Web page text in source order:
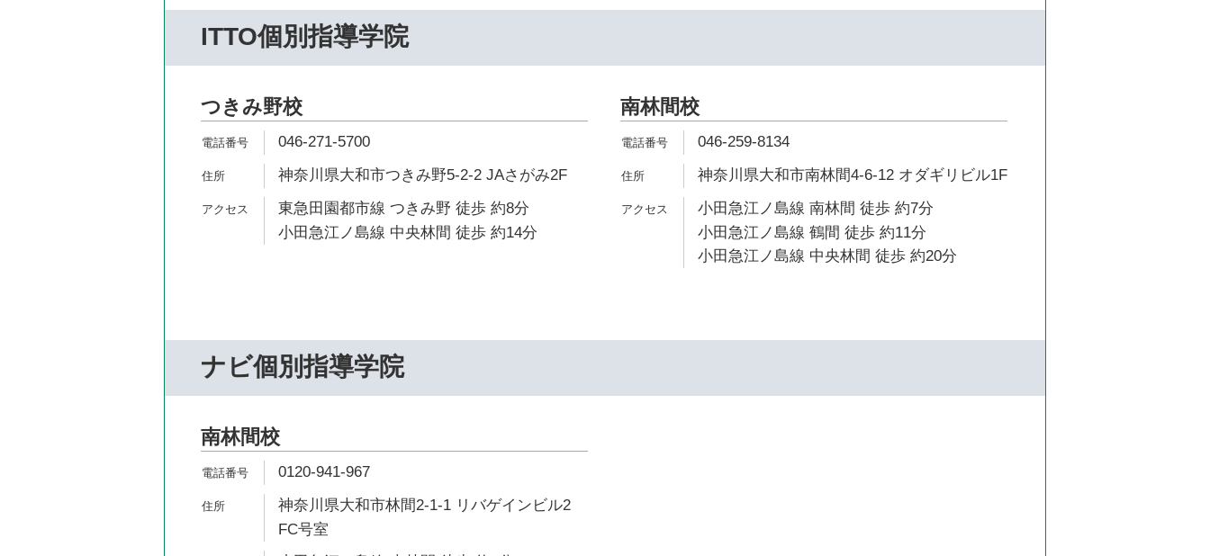
ITTO個別指導学院
つきみ野校
046-271-5700
神奈川県大和市つきみ野5-2-2 JAさがみ2F
東急田園都市線 つきみ野 徒歩 約8分
小田急江ノ島線 中央林間 徒歩 約14分
南林間校
046-259-8134
神奈川県大和市南林間4-6-12 オダギリビル1F
小田急江ノ島線 南林間 徒歩 約7分
小田急江ノ島線 鶴間 徒歩 約11分
小田急江ノ島線 中央林間 徒歩 約20分
ナビ個別指導学院
南林間校
0120-941-967
神奈川県大和市林間2-1-1 リバゲインビル2
FC号室